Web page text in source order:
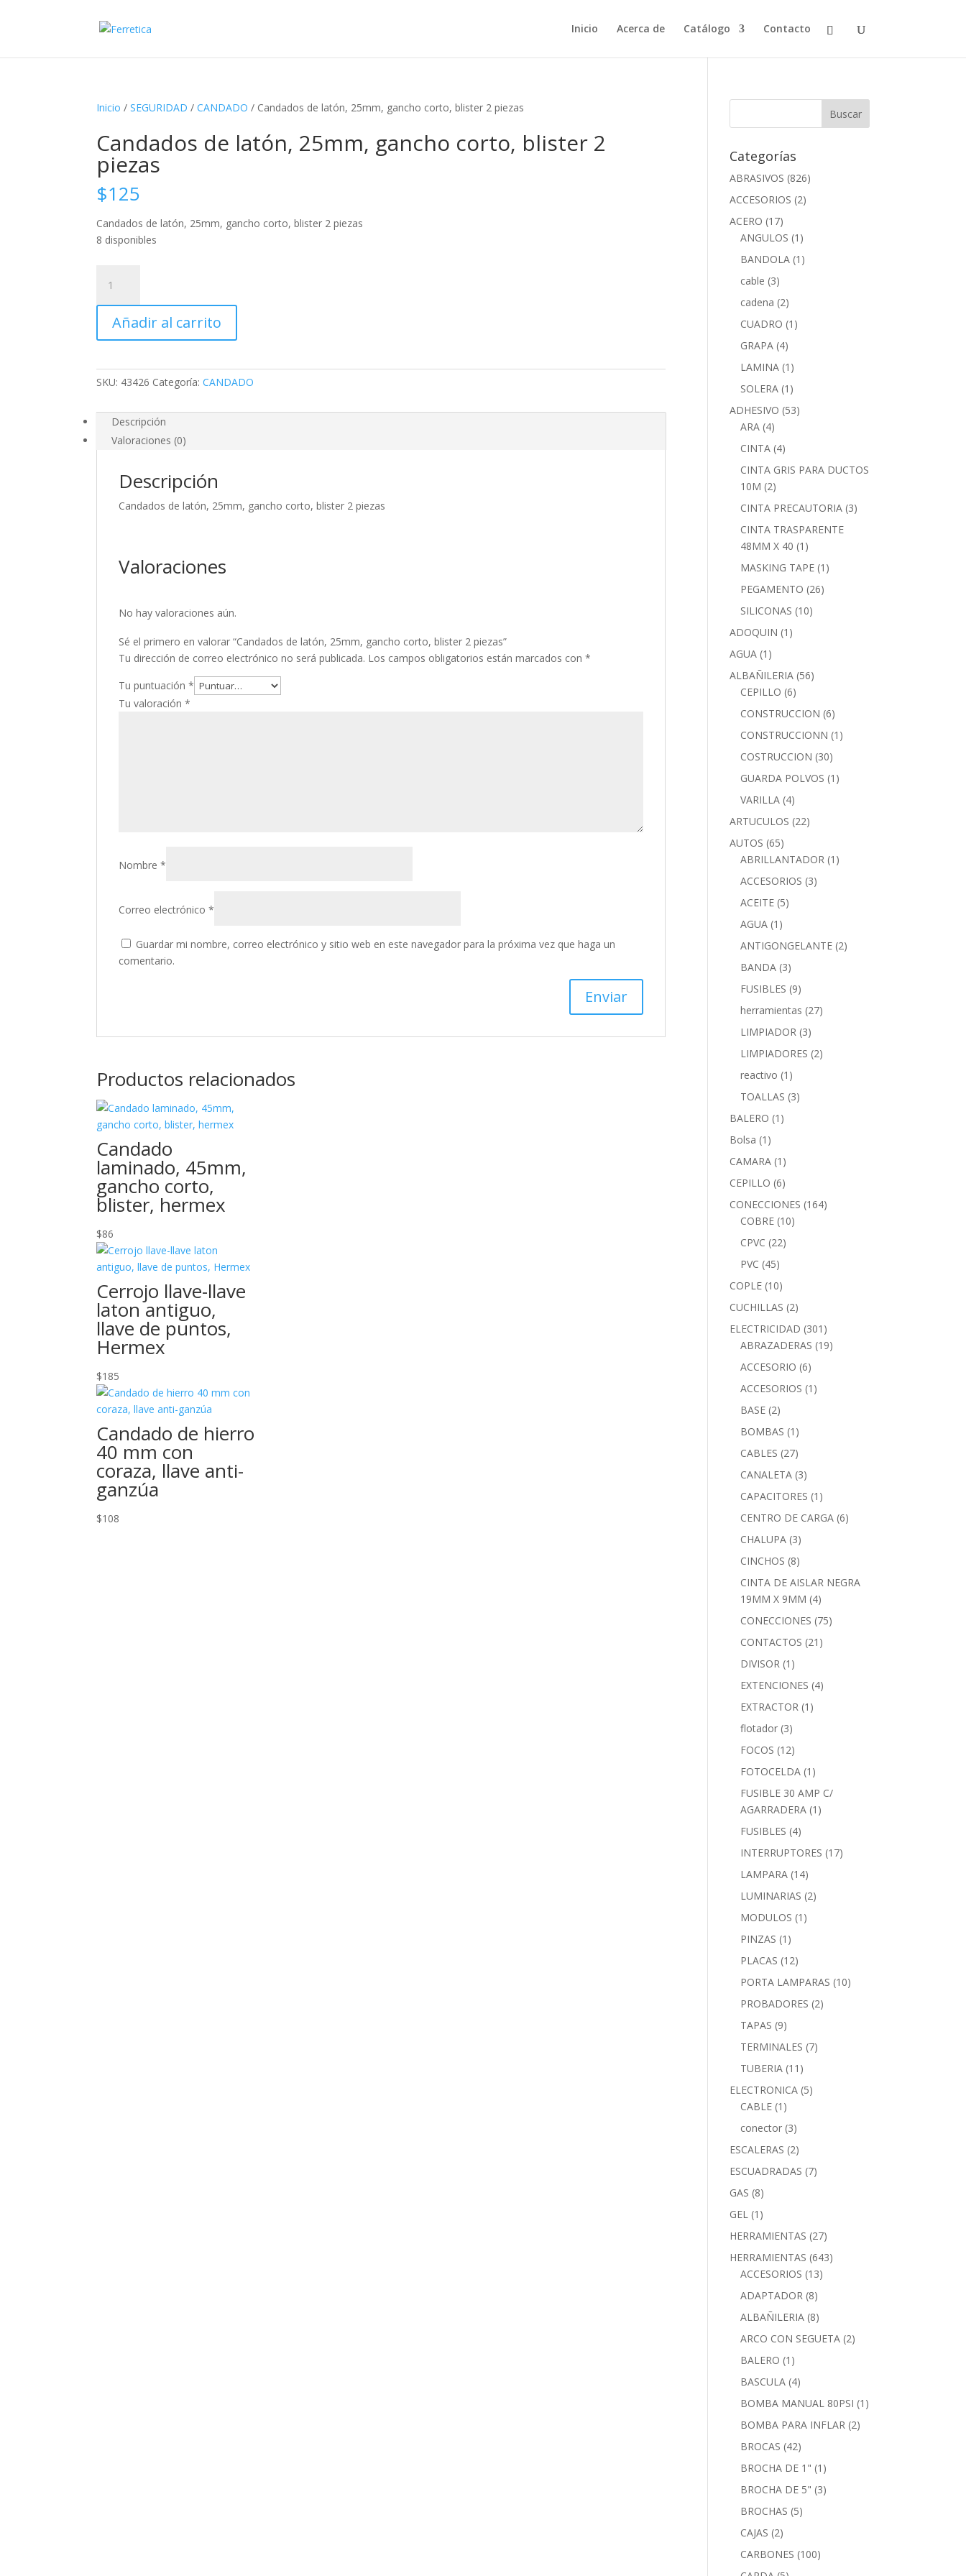
Inicio Acerca de Catálogo Contacto
Inicio /SEGURIDAD /CANDADO / Candados de latón, 25mm, gancho corto, blister 2 piezas
Candados de latón, 25mm, gancho corto, blister 2
piezas
$125
Candados de latón, 25mm, gancho corto, blister 2 piezas
8 disponibles
latón,
25mm,
gancho
blister
2
cantidad
Añadir al carrito
SKU: 43426 Categoría:CANDADO
Descripción
Valoraciones (0)
Descripción
Candados de latón, 25mm, gancho corto, blister 2 piezas
Valoraciones
No hay valoraciones aún.
Sé el primero en valorar “Candados de latón, 25mm, gancho corto, blister 2 piezas”
Tu dirección de correo electrónico no será publicada. Los campos obligatorios están marcados con*
Tu puntuación*
Tu valoración*
Nombre*
Correo electrónico*
Guardar mi nombre, correo electrónico y sitio web en este navegador para la próxima vez que haga un
comentario.
Productos relacionados
Candado
laminado, 45mm,
gancho corto,
blister, hermex
$86
Cerrojo llave-llave
laton antiguo,
llave de puntos,
Hermex
$185
Candado de hierro
40 mm con
coraza, llave anti-
ganzúa
$108
Categorías
ABRASIVOS (826)
ACCESORIOS (2)
ACERO (17)
ANGULOS (1)
BANDOLA (1)
cable (3)
cadena (2)
CUADRO (1)
GRAPA (4)
LAMINA (1)
SOLERA (1)
ADHESIVO (53)
ARA (4)
CINTA (4)
CINTA GRIS PARA DUCTOS
10M (2)
CINTA PRECAUTORIA (3)
CINTA TRASPARENTE
48MM X 40 (1)
MASKING TAPE (1)
PEGAMENTO (26)
SILICONAS (10)
ADOQUIN (1)
AGUA (1)
ALBAÑILERIA (56)
CEPILLO (6)
CONSTRUCCION (6)
CONSTRUCCIONN (1)
COSTRUCCION (30)
GUARDA POLVOS (1)
VARILLA (4)
ARTUCULOS (22)
AUTOS (65)
ABRILLANTADOR (1)
ACCESORIOS (3)
ACEITE (5)
AGUA (1)
ANTIGONGELANTE (2)
BANDA (3)
FUSIBLES (9)
herramientas (27)
LIMPIADOR (3)
LIMPIADORES (2)
reactivo (1)
TOALLAS (3)
BALERO (1)
Bolsa (1)
CAMARA (1)
CEPILLO (6)
CONECCIONES (164)
COBRE (10)
CPVC (22)
PVC (45)
COPLE (10)
CUCHILLAS (2)
ELECTRICIDAD (301)
ABRAZADERAS (19)
ACCESORIO (6)
ACCESORIOS (1)
BASE (2)
BOMBAS (1)
CABLES (27)
CANALETA (3)
CAPACITORES (1)
CENTRO DE CARGA (6)
CHALUPA (3)
CINCHOS (8)
CINTA DE AISLAR NEGRA
19MM X 9MM (4)
CONECCIONES (75)
CONTACTOS (21)
DIVISOR (1)
EXTENCIONES (4)
EXTRACTOR (1)
flotador (3)
FOCOS (12)
FOTOCELDA (1)
FUSIBLE 30 AMP C/
AGARRADERA (1)
FUSIBLES (4)
INTERRUPTORES (17)
LAMPARA (14)
LUMINARIAS (2)
MODULOS (1)
PINZAS (1)
PLACAS (12)
PORTA LAMPARAS (10)
PROBADORES (2)
TAPAS (9)
TERMINALES (7)
TUBERIA (11)
ELECTRONICA (5)
CABLE (1)
conector (3)
ESCALERAS (2)
ESCUADRADAS (7)
GAS (8)
GEL (1)
HERRAMIENTAS (27)
HERRAMIENTAS (643)
ACCESORIOS (13)
ADAPTADOR (8)
ALBAÑILERIA (8)
ARCO CON SEGUETA (2)
BALERO (1)
BASCULA (4)
BOMBA MANUAL 80PSI (1)
BOMBA PARA INFLAR (2)
BROCAS (42)
BROCHA DE 1" (1)
BROCHA DE 5" (3)
BROCHAS (5)
CAJAS (2)
CARBONES (100)